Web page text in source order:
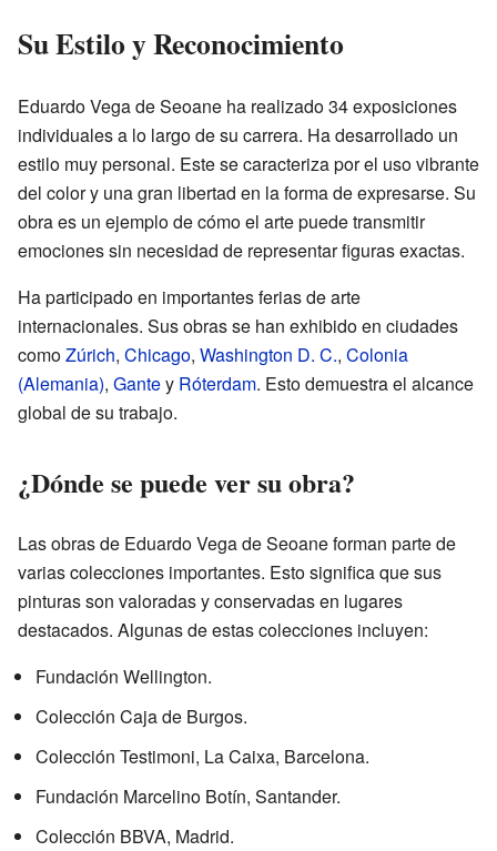
Su Estilo y Reconocimiento
Eduardo Vega de Seoane ha realizado 34 exposiciones
individuales a lo largo de su carrera. Ha desarrollado un
estilo muy personal. Este se caracteriza por el uso vibrante
del color y una gran libertad en la forma de expresarse. Su
obra es un ejemplo de cómo el arte puede transmitir
emociones sin necesidad de representar figuras exactas.
Ha participado en importantes ferias de arte
internacionales. Sus obras se han exhibido en ciudades
comoZúrich, Chicago, Washington D. C., Colonia
(Alemania), Gantey Róterdam. Esto demuestra el alcance
global de su trabajo.
¿Dónde se puede ver su obra?
Las obras de Eduardo Vega de Seoane forman parte de
varias colecciones importantes. Esto significa que sus
pinturas son valoradas y conservadas en lugares
destacados. Algunas de estas colecciones incluyen:
Fundación Wellington.
Colección Caja de Burgos.
Colección Testimoni, La Caixa, Barcelona.
Fundación Marcelino Botín, Santander.
Colección BBVA, Madrid.